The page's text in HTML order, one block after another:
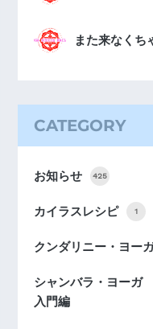
また来なくち
CATEGORY
お知らせ 425
カイラスレシピ 1
クンダリニー・ヨー
シャンバラ・ヨー
入門編